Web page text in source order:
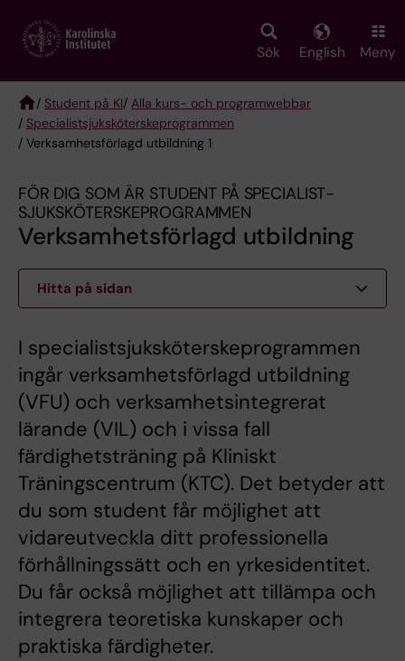
main
Sök English Meny
Breadcrumb
/ Student på KI/ Alla kurs- och programwebbar
/ Specialist­sjuksköterske­programmen
/ Verksamhetsförlagd utbildning 1
FÖR DIG SOM ÄR STUDENT PÅ SPECIALIST­
SJUKSKÖTERSKE­PROGRAMMEN
Verksamhetsförlagd utbildning
Hitta på sidan
I specialistsjuksköterskeprogrammen
ingår verksamhetsförlagd utbildning
(VFU) och verksamhetsintegrerat
lärande (VIL) och i vissa fall
färdighetsträning på Kliniskt
Träningscentrum (KTC). Det betyder att
du som student får möjlighet att
vidareutveckla ditt professionella
förhållningssätt och en yrkesidentitet.
Du får också möjlighet att tillämpa och
integrera teoretiska kunskaper och
praktiska färdigheter.